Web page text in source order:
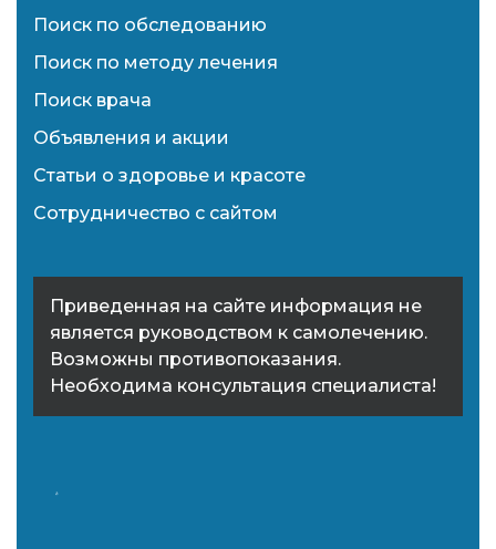
Поиск по обследованию
Поиск по методу лечения
Поиск врача
Объявления и акции
Статьи о здоровье и красоте
Сотрудничество с сайтом
Приведенная на сайте информация не
является руководством к самолечению.
Возможны противопоказания.
Необходима консультация специалиста!